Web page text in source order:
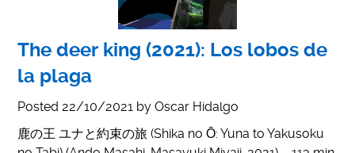
The deer king (2021): Los lobos de
la plaga
Posted 22/10/2021 byOscar Hidalgo
鹿の王 ユナと約束の旅 (Shika no Ō: Yuna to Yakusoku